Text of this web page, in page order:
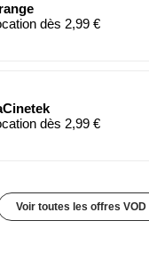
dès 2,99 €
dès 2,99 €
Voir toutes les offres VOD